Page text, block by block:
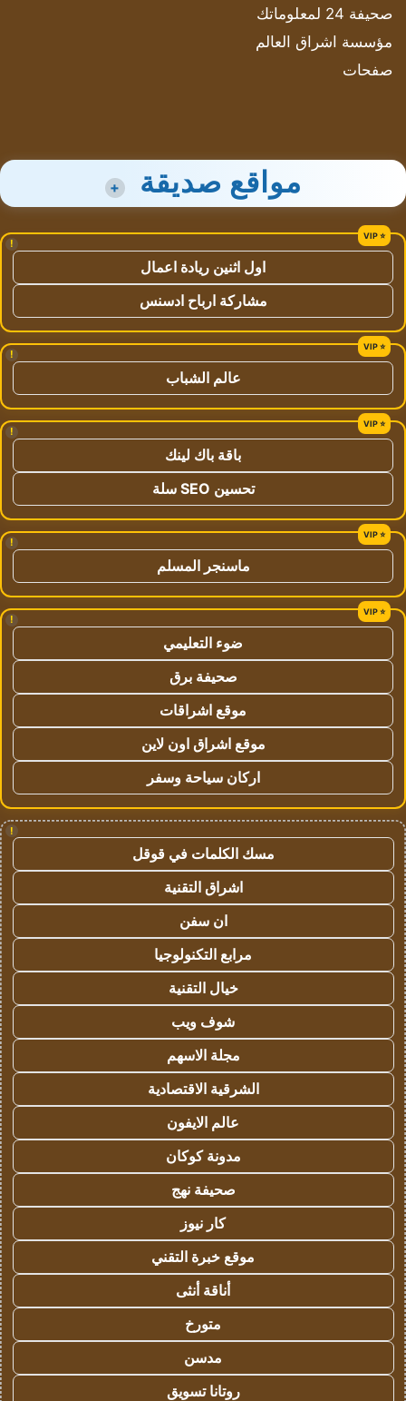
صحيفة 24 لمعلوماتك
مؤسسة اشراق العالم
صفحات
مواقع صديقة +
!
اول اثنين ريادة اعمال
مشاركة ارباح ادسنس
!
عالم الشباب
!
باقة باك لينك
تحسين SEO سلة
!
ماسنجر المسلم
!
ضوء التعليمي
صحيفة برق
موقع اشراقات
موقع اشراق اون لاين
اركان سياحة وسفر
!
مسك الكلمات في قوقل
اشراق التقنية
ان سفن
مرابع التكنولوجيا
خيال التقنية
شوف ويب
مجلة الاسهم
الشرقية الاقتصادية
عالم الايفون
مدونة كوكان
صحيفة نهج
كار نيوز
موقع خبرة التقني
أناقة أنثى
متورخ
مدسن
روتانا تسويق